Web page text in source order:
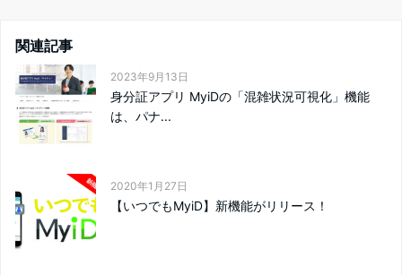
関連記事
2023年9月13日
身分証アプリ MyiDの「混雑状況可視化」機能
は、パナ...
2020年1月27日
【いつでもMyiD】新機能がリリース！